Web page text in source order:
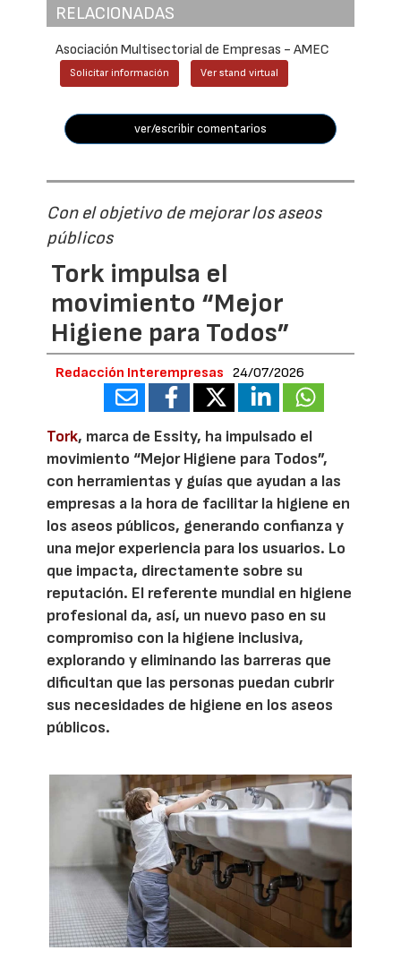
RELACIONADAS
Asociación Multisectorial de Empresas - AMEC
Solicitar información Ver stand virtual
ver/escribir comentarios
Con el objetivo de mejorar los aseos
públicos
Tork impulsa el
movimiento “Mejor
Higiene para Todos”
Redacción Interempresas 24/07/2026
Tork, marca de Essity, ha impulsado el
movimiento “Mejor Higiene para Todos”,
con herramientas y guías que ayudan a las
empresas a la hora de facilitar la higiene en
los aseos públicos, generando confianza y
una mejor experiencia para los usuarios. Lo
que impacta, directamente sobre su
reputación. El referente mundial en higiene
profesional da, así, un nuevo paso en su
compromiso con la higiene inclusiva,
explorando y eliminando las barreras que
dificultan que las personas puedan cubrir
sus necesidades de higiene en los aseos
públicos.